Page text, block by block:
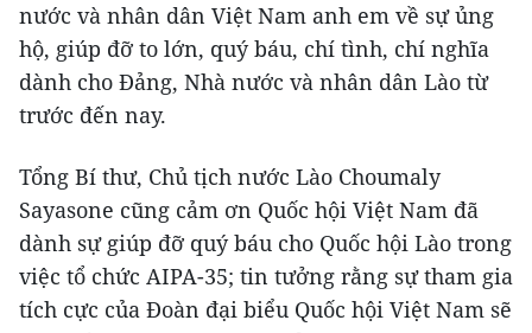
nước và nhân dân Việt Nam anh em về sự ủng
hộ, giúp đỡ to lớn, quý báu, chí tình, chí nghĩa
dành cho Đảng, Nhà nước và nhân dân Lào từ
trước đến nay.
Tổng Bí thư, Chủ tịch nước Lào Choumaly
Sayasone cũng cảm ơn Quốc hội Việt Nam đã
dành sự giúp đỡ quý báu cho Quốc hội Lào trong
việc tổ chức AIPA-35; tin tưởng rằng sự tham gia
tích cực của Đoàn đại biểu Quốc hội Việt Nam sẽ